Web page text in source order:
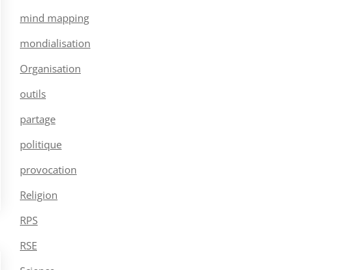
mind mapping
mondialisation
Organisation
outils
partage
politique
provocation
Religion
RPS
RSE